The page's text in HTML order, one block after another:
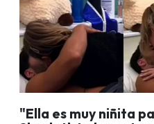
"Ella es muy niñita